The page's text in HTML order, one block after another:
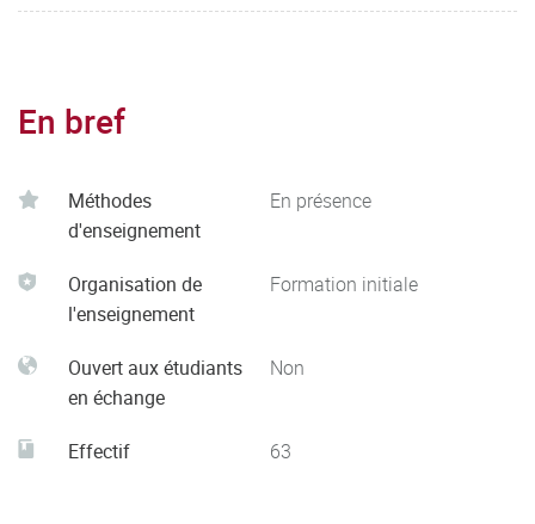
En bref
Méthodes
d'enseignement
En présence
Organisation de
l'enseignement
Formation initiale
Ouvert aux étudiants
en échange
Non
Effectif 63